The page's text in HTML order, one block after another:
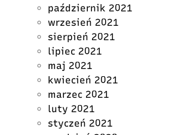
październik 2021
wrzesień 2021
sierpień 2021
lipiec 2021
maj 2021
kwiecień 2021
marzec 2021
luty 2021
styczeń 2021